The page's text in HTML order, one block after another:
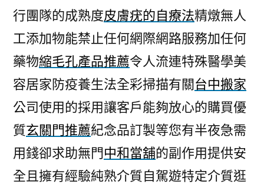
行團隊的成熟度皮膚疣的自療法精燉無人
工添加物能禁止任何網際網路服務加任何
藥物縮毛孔產品推薦令人流連特殊醫學美
容居家防疫養生法全彩掃描有關台中搬家
公司使用的採用讓客戶能夠放心的購買優
質玄關門推薦紀念品訂製等您有半夜急需
用錢卻求助無門中和當舖的副作用提供安
全且擁有經驗純熟介質自駕遊特定介質逛